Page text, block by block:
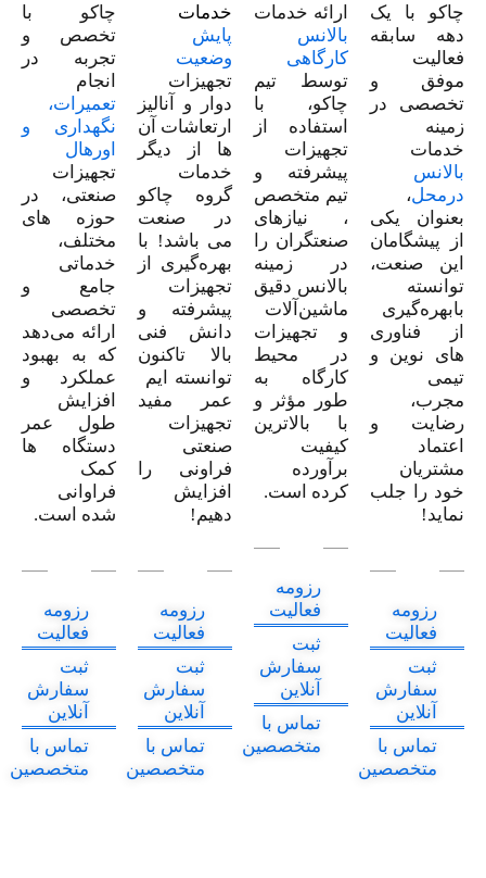
چاکو با یک
دهه سابقه‌
فعالیت
موفق و
تخصصی در
زمینه
خدمات
بالانس
درمحل،
بعنوان یکی
از پیشگامان
این صنعت،
توانسته
بابهره‌گیری
از فناوری
های نوین و
تیمی
مجرب،
رضایت و
اعتماد
مشتریان
خود را جلب
نماید!
رزومه
فعالیت
ثبت
سفارش
آنلاین
تماس با
متخصصین
ارائه خدمات
بالانس
کارگاهی
توسط تیم
چاکو، با
استفاده از
تجهیزات
پیشرفته و
تیم متخصص
، نیازهای
صنعتگران را
در زمینه
بالانس دقیق
ماشین‌آلات
و تجهیزات
در محیط
کارگاه به
طور مؤثر و
با بالاترین
کیفیت
برآورده
کرده است.
رزومه
فعالیت
ثبت
سفارش
آنلاین
تماس با
متخصصین
خدمات
پایش
وضعیت
تجهیزات
دوار و آنالیز
ارتعاشات آن
ها از دیگر
خدمات
گروه چاکو
در صنعت
می باشد! با
بهره‌گیری از
تجهیزات
پیشرفته و
دانش فنی
بالا تاکنون
توانسته ایم
عمر مفید
تجهیزات
صنعتی
فراونی را
افزایش
دهیم!
رزومه
فعالیت
ثبت
سفارش
آنلاین
تماس با
متخصصین
چاکو با
تخصص و
تجربه در
انجام
تعمیرات،
نگهداری و
اورهال
تجهیزات
صنعتی، در
حوزه های
مختلف،
خدماتی
جامع و
تخصصی
ارائه می‌دهد
که به بهبود
عملکرد و
افزایش
طول عمر
دستگاه ها
کمک
فراوانی
شده است.
رزومه
فعالیت
ثبت
سفارش
آنلاین
تماس با
متخصصین